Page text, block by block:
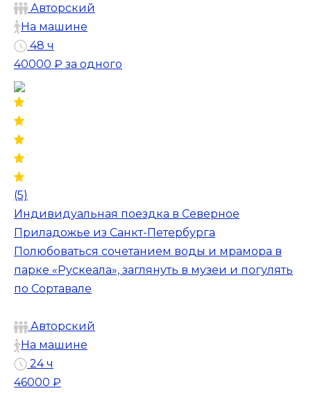
Авторский
На машине
48 ч
40000 ₽ за одного
(5)
Индивидуальная поездка в Северное
Приладожье из Санкт-Петербурга
Полюбоваться сочетанием воды и мрамора в
парке «Рускеала», заглянуть в музеи и погулять
по Сортавале
Авторский
На машине
24 ч
46000 ₽